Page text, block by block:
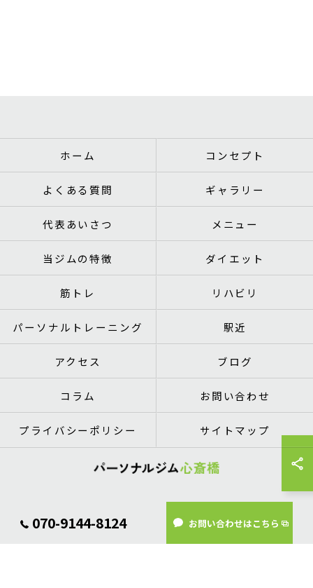
070-9144-8124 お問い合わせはこちら
ホーム コンセプト
よくある質問 ギャラリー
代表あいさつ メニュー
当ジムの特徴 ダイエット
筋トレ リハビリ
パーソナルトレーニング 駅近
アクセス ブログ
コラム お問い合わせ
プライバシーポリシー サイトマップ
© 2026 大阪府心斎橋のパーソナルトレーニングならパーソナルジム心斎橋 ALL
RIGHTS RESERVED.